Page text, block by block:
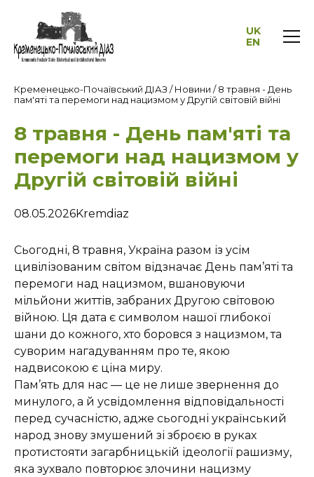
UK
EN
Кременецько-Почаївський ДІАЗ /Новини /8 травня - День
пам'яті та перемоги над нацизмом у Другій світовій війні
8 травня - День пам'яті та
перемоги над нацизмом у
Другій світовій війні
08.05.2026Kremdiaz
Сьогодні, 8 травня, Україна разом із усім
цивілізованим світом відзначає День пам’яті та
перемоги над нацизмом, вшановуючи
мільйони життів, забраних Другою світовою
війною. Ця дата є символом нашої глибокої
шани до кожного, хто боровся з нацизмом, та
суворим нагадуванням про те, якою
надвисокою є ціна миру.
Пам’ять для нас — це не лише звернення до
минулого, а й усвідомлення відповідальності
перед сучасністю, адже сьогодні український
народ знову змушений зі зброєю в руках
протистояти загарбницькій ідеології рашизму,
яка зухвало повторює злочини нацизму